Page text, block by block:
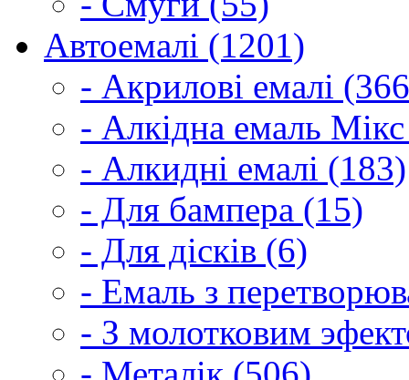
Автоемалі (1201)
- Акрилові емалі
- Алкідна емаль
- Алкидні емалі (183)
- Для бампера (15)
- Для дісків (6)
- Емаль з
- З молотковим